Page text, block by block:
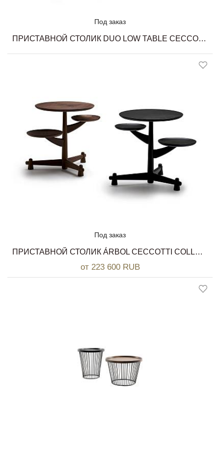
Под заказ
ПРИСТАВНОЙ СТОЛИК DUO LOW TABLE CECCOTTI COLLEZIONI
Под заказ
ПРИСТАВНОЙ СТОЛИК ÁRBOL CECCOTTI COLLEZIONI
от 223 600 RUB